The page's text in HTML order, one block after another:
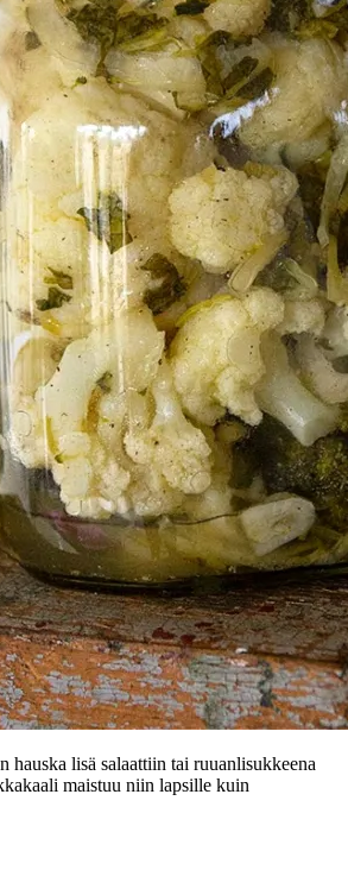
lisä salaattiin tai ruuanlisukkeena
maistuu niin lapsille kuin